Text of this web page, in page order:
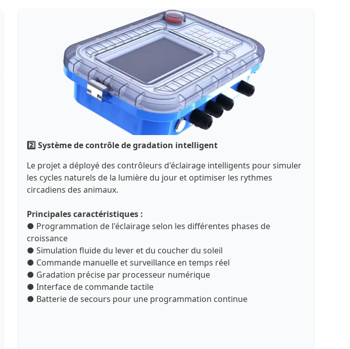
2️⃣ Système de contrôle de gradation intelligent
Le projet a déployé des contrôleurs d'éclairage intelligents pour simuler
les cycles naturels de la lumière du jour et optimiser les rythmes
circadiens des animaux.
Principales caractéristiques :
● Programmation de l'éclairage selon les différentes phases de
croissance
● Simulation fluide du lever et du coucher du soleil
● Commande manuelle et surveillance en temps réel
● Gradation précise par processeur numérique
● Interface de commande tactile
● Batterie de secours pour une programmation continue